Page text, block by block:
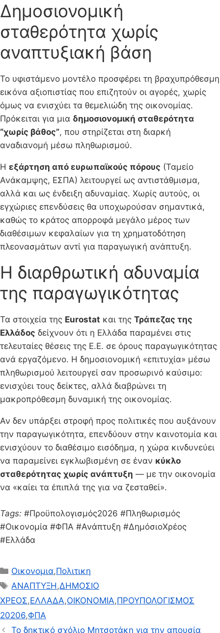
Δημοσιονομική
σταθερότητα χωρίς
αναπτυξιακή βάση
Το υφιστάμενο μοντέλο προσφέρει τη βραχυπρόθεσμη
εικόνα αξιοπιστίας που επιζητούν οι αγορές, χωρίς
όμως να ενισχύει τα θεμελιώδη της οικονομίας.
Πρόκειται για μια δημοσιονομική σταθερότητα
“χωρίς βάθος”, που στηρίζεται στη διαρκή
αναδιανομή μέσω πληθωρισμού.
Η εξάρτηση από ευρωπαϊκούς πόρους (Ταμείο
Ανάκαμψης, ΕΣΠΑ) λειτουργεί ως αντιστάθμισμα,
αλλά και ως ένδειξη αδυναμίας. Χωρίς αυτούς, οι
εγχώριες επενδύσεις θα υποχωρούσαν σημαντικά,
καθώς το κράτος απορροφά μεγάλο μέρος των
διαθέσιμων κεφαλαίων για τη χρηματοδότηση
πλεονασμάτων αντί για παραγωγική ανάπτυξη.
Η διαρθρωτική αδυναμία
της παραγωγικότητας
Τα στοιχεία της Eurostat και της Τράπεζας της
Ελλάδος δείχνουν ότι η Ελλάδα παραμένει στις
τελευταίες θέσεις της Ε.Ε. σε όρους παραγωγικότητας
ανά εργαζόμενο. Η δημοσιονομική «επιτυχία» μέσω
πληθωρισμού λειτουργεί σαν προσωρινό καύσιμο:
ενισχύει τους δείκτες, αλλά διαβρώνει τη
μακροπρόθεσμη δυναμική της οικονομίας.
Αν δεν υπάρξει στροφή προς πολιτικές που αυξάνουν
την παραγωγικότητα, επενδύουν στην καινοτομία και
ενισχύουν το διαθέσιμο εισόδημα, η χώρα κινδυνεύει
να παραμείνει εγκλωβισμένη σε έναν κύκλο
σταθερότητας χωρίς ανάπτυξη — με την οικονομία
να «καίει τα έπιπλά της για να ζεσταθεί».
Tags: #Προϋπολογισμός2026 #Πληθωρισμός
#Οικονομία #ΦΠΑ #Ανάπτυξη #ΔημόσιοΧρέος
#Ελλάδα
Κατηγορίες
Οικονομια,Πολιτικη
Ετικέτες
ΑΝΑΠΤΥΞΗ ,ΔΗΜΟΣΙΟ
ΧΡΕΟΣ,ΕΛΛΑΔΑ,ΟΙΚΟΝΟΜΙΑ,ΠΡΟΥΠΟΛΟΓΙΣΜΟΣ
20206,ΦΠΑ
Το δηκτικό σχόλιο Μητσοτάκη για την απουσία